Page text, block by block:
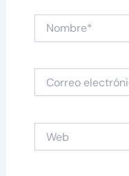
Nombre*
electrónico*